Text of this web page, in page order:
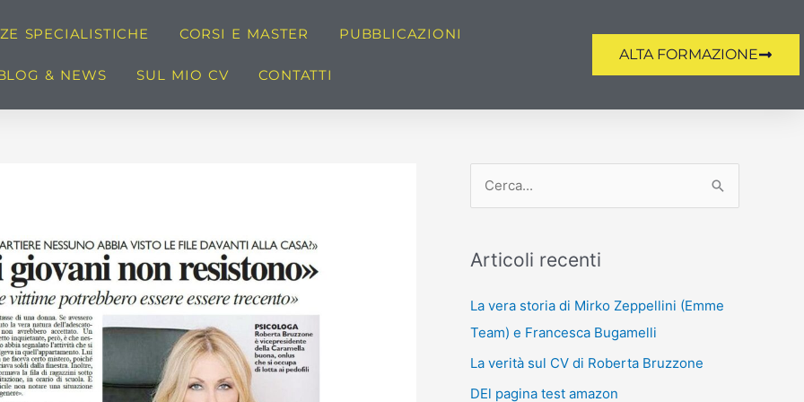
SPECIALISTICHE CORSI E MASTER PUBBLICAZIONI
& NEWS SUL MIO CV CONTATTI
ALTA FORMAZIONE
c
a
:
Articoli recenti
La vera storia di Mirko Zeppellini (Emme
Team) e Francesca Bugamelli
La verità sul CV di Roberta Bruzzone
DEl pagina test amazon